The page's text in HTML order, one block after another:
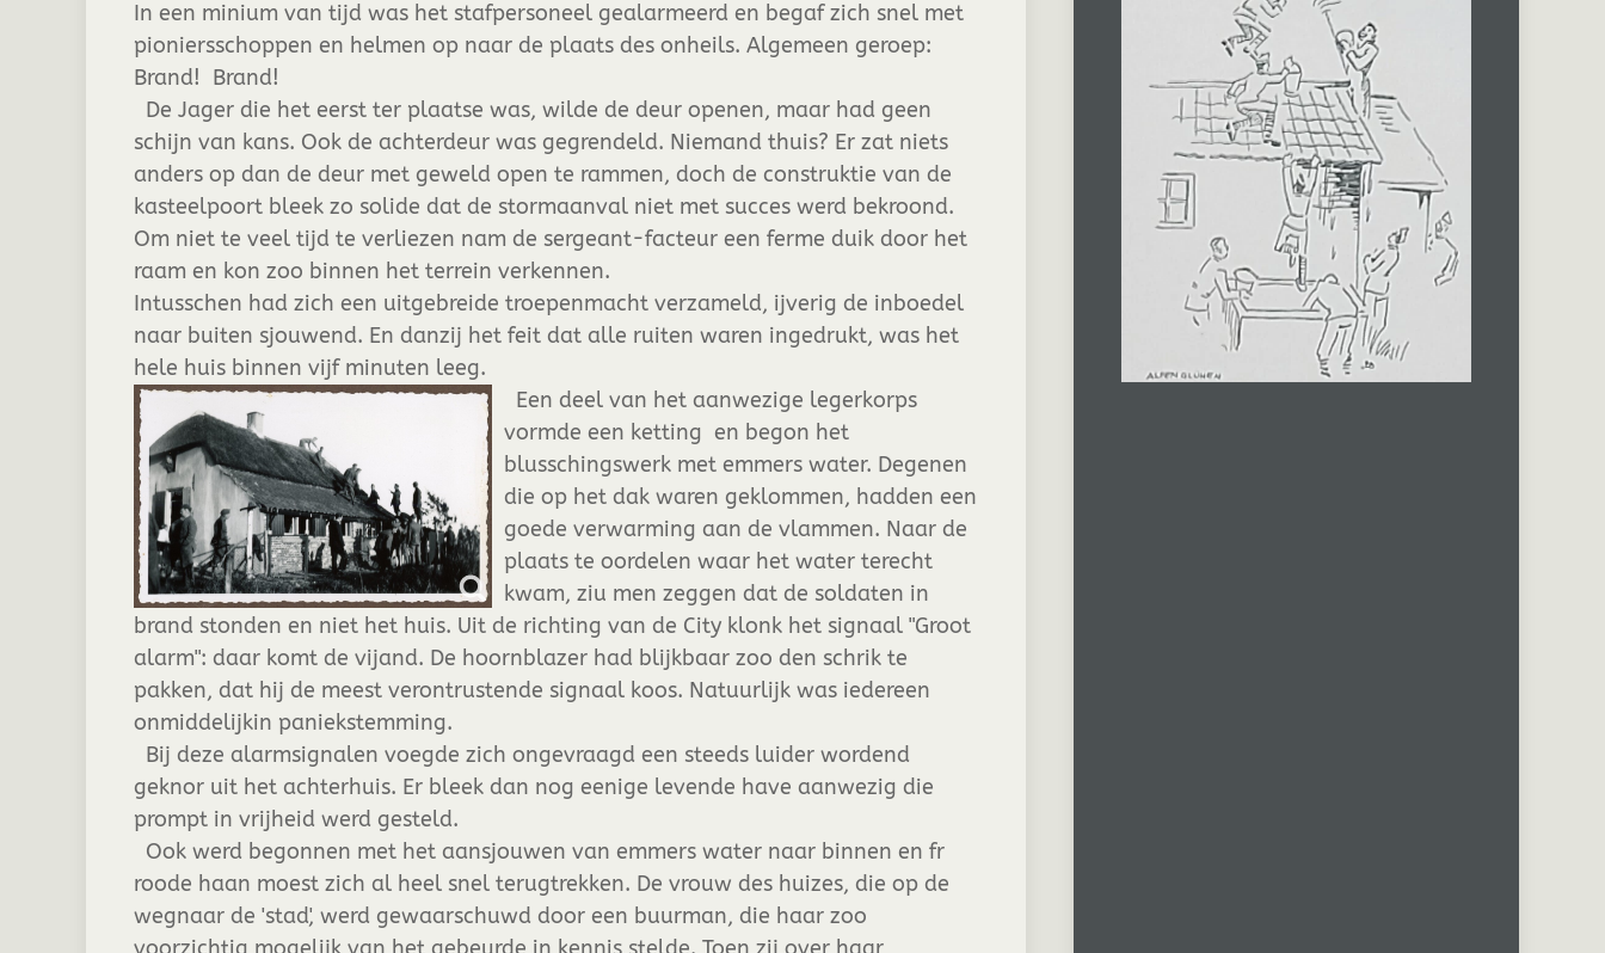
In een minium van tijd was het stafpersoneel gealarmeerd en begaf zich snel met
pioniersschoppen en helmen op naar de plaats des onheils. Algemeen geroep:
Brand! Brand!
De Jager die het eerst ter plaatse was, wilde de deur openen, maar had geen
schijn van kans. Ook de achterdeur was gegrendeld. Niemand thuis? Er zat niets
anders op dan de deur met geweld open te rammen, doch de construktie van de
kasteelpoort bleek zo solide dat de stormaanval niet met succes werd bekroond.
Om niet te veel tijd te verliezen nam de sergeant-facteur een ferme duik door het
raam en kon zoo binnen het terrein verkennen.
Intusschen had zich een uitgebreide troepenmacht verzameld, ijverig de inboedel
naar buiten sjouwend. En danzij het feit dat alle ruiten waren ingedrukt, was het
hele huis binnen vijf minuten leeg.
Een deel van het aanwezige legerkorps
vormde een ketting en begon het
blusschingswerk met emmers water. Degenen
die op het dak waren geklommen, hadden een
goede verwarming aan de vlammen. Naar de
plaats te oordelen waar het water terecht
kwam, ziu men zeggen dat de soldaten in
brand stonden en niet het huis. Uit de richting van de City klonk het signaal "Groot
alarm": daar komt de vijand. De hoornblazer had blijkbaar zoo den schrik te
pakken, dat hij de meest verontrustende signaal koos. Natuurlijk was iedereen
onmiddelijkin paniekstemming.
Bij deze alarmsignalen voegde zich ongevraagd een steeds luider wordend
geknor uit het achterhuis. Er bleek dan nog eenige levende have aanwezig die
prompt in vrijheid werd gesteld.
Ook werd begonnen met het aansjouwen van emmers water naar binnen en fr
roode haan moest zich al heel snel terugtrekken. De vrouw des huizes, die op de
wegnaar de 'stad', werd gewaarschuwd door een buurman, die haar zoo